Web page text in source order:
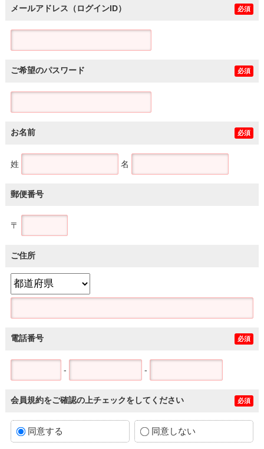
メールアドレス（ログインID） 必須
ご希望のパスワード 必須
お名前 必須
姓 名
郵便番号
〒
ご住所
電話番号 必須
- -
会員規約をご確認の上チェックをしてください 必須
同意する 同意しない